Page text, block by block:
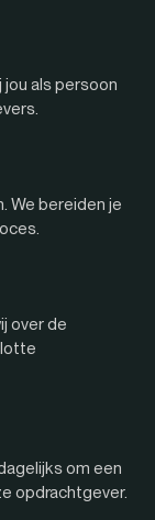
als persoon
We bereiden je
over de
om een
opdrachtgever.